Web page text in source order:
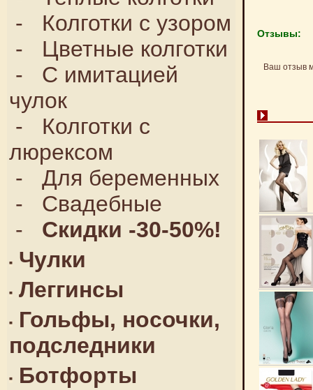
- Колготки с узором
- Цветные колготки
- С имитацией
чулок
- Колготки с
люрексом
- Для беременных
- Свадебные
- Скидки -30-50%!
Чулки
Леггинсы
Гольфы, носочки,
подследники
Ботфорты
Отзывы:
Ваш отзыв